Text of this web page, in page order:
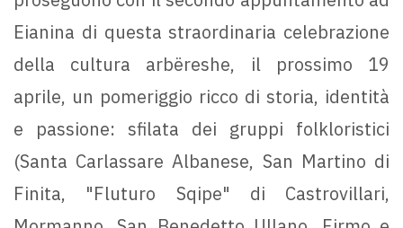
Eianina di questa straordinaria celebrazione
della cultura arbëreshe, il prossimo 19
aprile, un pomeriggio ricco di storia, identità
e passione: sfilata dei gruppi folkloristici
(Santa Carlassare Albanese, San Martino di
Finita, "Fluturo Sqipe" di Castrovillari,